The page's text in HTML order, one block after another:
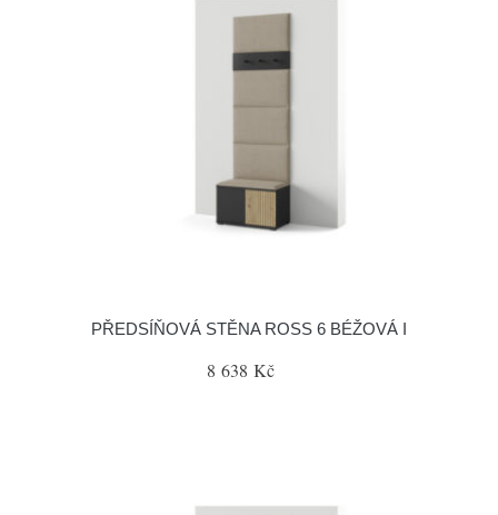
PŘEDSÍŇOVÁ STĚNA ROSS 6 BÉŽOVÁ I
8 638 Kč